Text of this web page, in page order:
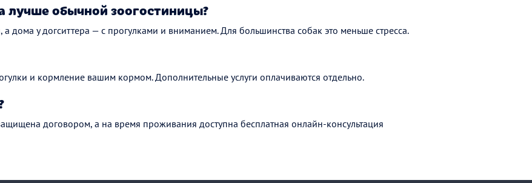
обычной зоогостиницы?
дома у догситтера — с прогулками и вниманием. Для большинства собак это меньше стресса.
и кормление вашим кормом. Дополнительные услуги оплачиваются отдельно.
договором, а на время проживания доступна бесплатная онлайн-консультация